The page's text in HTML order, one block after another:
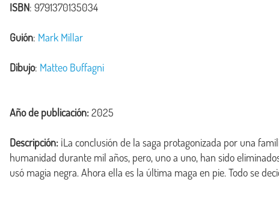
ISBN: 9791370135034
Guión: Mark Millar
Dibujo: Matteo Buffagni
Año de publicación:2025
Descripción: ¡La conclusión de la saga protagonizada por una
humanidad durante mil años, pero, uno a uno, han sido
usó magia negra. Ahora ella es la última maga en pie. Todo se